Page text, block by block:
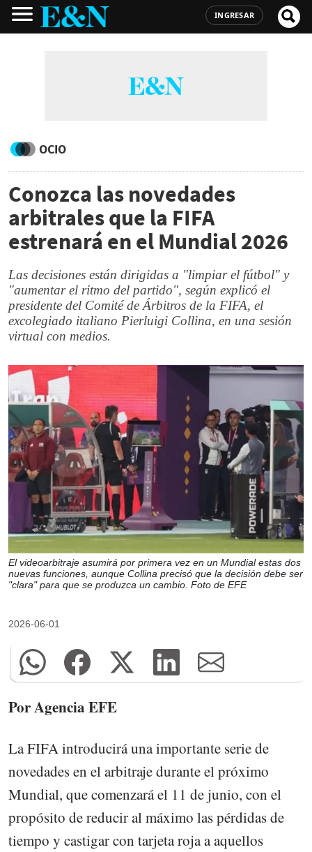
INGRESAR
OCIO
Conozca las novedades
arbitrales que la FIFA
estrenará en el Mundial 2026
Las decisiones están dirigidas a "limpiar el fútbol" y
"aumentar el ritmo del partido", según explicó el
presidente del Comité de Árbitros de la FIFA, el
excolegiado italiano Pierluigi Collina, en una sesión
virtual con medios.
El videoarbitraje asumirá por primera vez en un Mundial estas dos
nuevas funciones, aunque Collina precisó que la decisión debe ser
"clara" para que se produzca un cambio. Foto de EFE
2026-06-01
Por Agencia EFE
La FIFA introducirá una importante serie de
novedades en el arbitraje durante el próximo
Mundial, que comenzará el 11 de junio, con el
propósito de reducir al máximo las pérdidas de
tiempo y castigar con tarjeta roja a aquellos